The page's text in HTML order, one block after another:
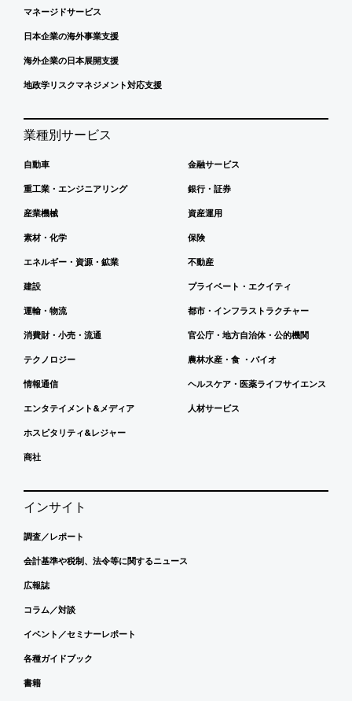
マネージドサービス
日本企業の海外事業支援
海外企業の日本展開支援
地政学リスクマネジメント対応支援
業種別サービス
自動車
重工業・エンジニアリング
産業機械
素材・化学
エネルギー・資源・鉱業
建設
運輸・物流
消費財・小売・流通
テクノロジー
情報通信
エンタテイメント&メディア
ホスピタリティ&レジャー
商社
金融サービス
銀行・証券
資産運用
保険
不動産
プライベート・エクイティ
都市・インフラストラクチャー
官公庁・地方自治体・公的機関
農林水産・食 ・バイオ
ヘルスケア・医薬ライフサイエンス
人材サービス
インサイト
調査／レポート
会計基準や税制、法令等に関するニュース
広報誌
コラム／対談
イベント／セミナーレポート
各種ガイドブック
書籍